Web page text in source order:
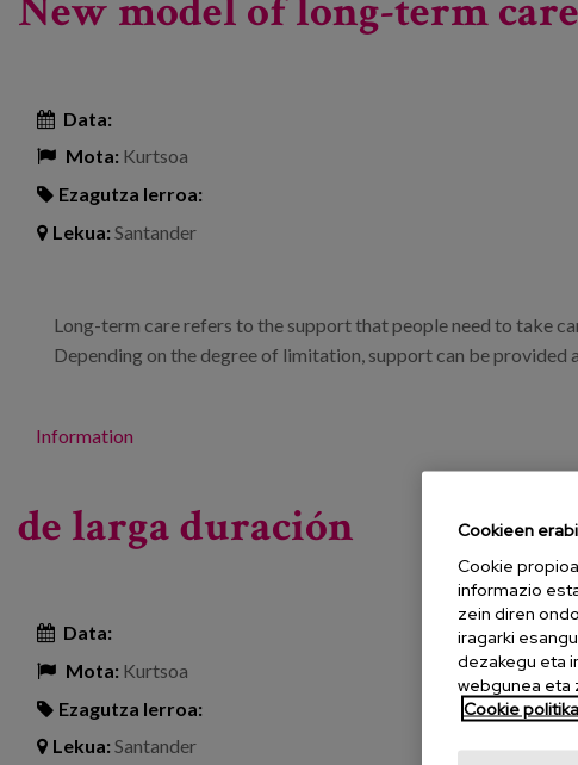
New model of long-term care
Data:
Mota: Kurtsoa
Ezagutza lerroa:
Lekua:Santander
Long-term care refers to the support that people need to take
Depending on the degree of limitation, support can be provided
Information
de larga duración
Data:
Mota: Kurtsoa
Ezagutza lerroa:
Lekua:Santander
Cookieen
Cookie
informazio
zein diren
iragarki
dezakegu eta
webgunea eta
Cookie politika